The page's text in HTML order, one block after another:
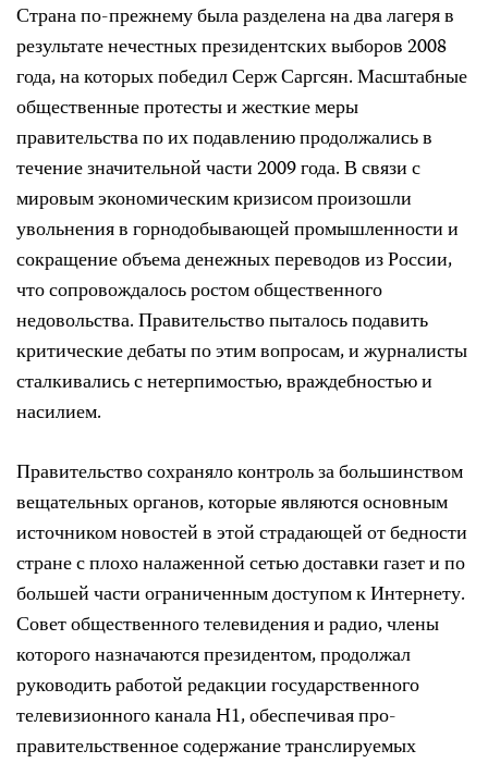
Страна по-прежнему была разделена на два лагеря в
результате нечестных президентских выборов 2008
года, на которых победил Серж Саргсян. Масштабные
общественные протесты и жесткие меры
правительства по их подавлению продолжались в
течение значительной части 2009 года. В связи с
мировым экономическим кризисом произошли
увольнения в горнодобывающей промышленности и
сокращение объема денежных переводов из России,
что сопровождалось ростом общественного
недовольства. Правительство пыталось подавить
критические дебаты по этим вопросам, и журналисты
сталкивались с нетерпимостью, враждебностью и
насилием.
Правительство сохраняло контроль за большинством
вещательных органов, которые являются основным
источником новостей в этой страдающей от бедности
стране с плохо налаженной сетью доставки газет и по
большей части ограниченным доступом к Интернету.
Совет общественного телевидения и радио, члены
которого назначаются президентом, продолжал
руководить работой редакции государственного
телевизионного канала H1, обеспечивая про-
правительственное содержание транслируемых